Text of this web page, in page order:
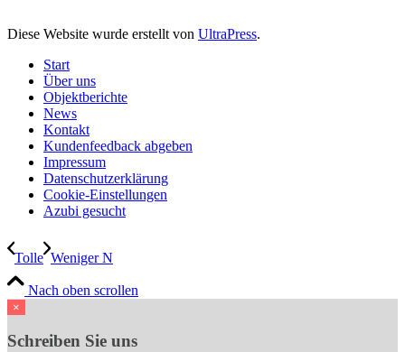
Diese Website wurde erstellt von UltraPress.
Start
Über uns
Objektberichte
News
Kontakt
Kundenfeedback abgeben
Impressum
Datenschutzerklärung
Cookie-Einstellungen
Azubi gesucht
Tolle Weniger N
Nach oben scrollen
×
Schreiben Sie uns